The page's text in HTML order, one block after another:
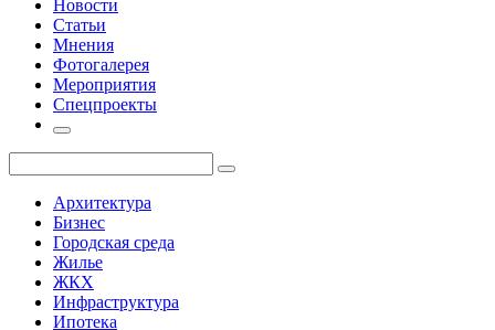
Новости
Статьи
Мнения
Фотогалерея
Мероприятия
Спецпроекты
Архитектура
Бизнес
Городская среда
Жилье
ЖКХ
Инфраструктура
Ипотека